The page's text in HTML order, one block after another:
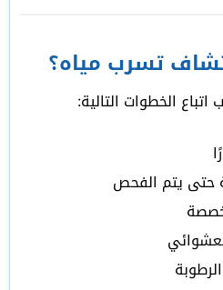
تسرب مياه؟
الخطوات التالية:
حتى يتم الفحص